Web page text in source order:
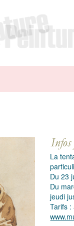
La
Du 23
Du
jeudi
Tarifs :